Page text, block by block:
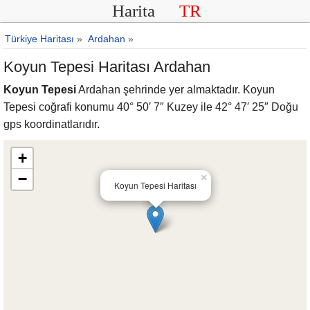
Harita TR
Türkiye Haritası » Ardahan »
Koyun Tepesi Haritası Ardahan
Koyun TepesiArdahan şehrinde yer almaktadır. Koyun
Tepesi coğrafi konumu 40° 50′ 7″ Kuzey ile 42° 47′ 25″ Doğu
gps koordinatlarıdır.
Koyun Tepesi Haritası
×
+
−